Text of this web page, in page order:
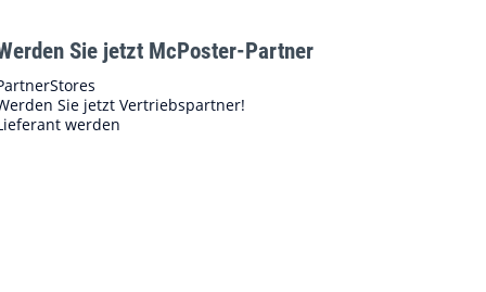
Sie jetzt McPoster-Partner
Sie jetzt Vertriebspartner!
werden